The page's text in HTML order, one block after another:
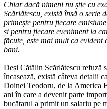
Chiar dacă nimeni nu știe cu
Scărlătescu, există însă o serie
primește pentru fiecare
și pentru fiecare eveniment la
făcute, este mai mult ca evident
bani.
Deși Cătălin Scărlătescu refuză
încasează, există câteva detalii
Doinei Teodoru, de la America
ani în care a devenit parte
bucătarul a primit un salariu pe